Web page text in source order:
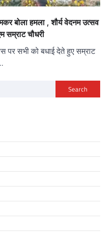
बोला हमला , शौर्य वेदनम उत्सव
सम्राट चौधरी
पर सभी को बधाई देते हुए सम्राट
Search